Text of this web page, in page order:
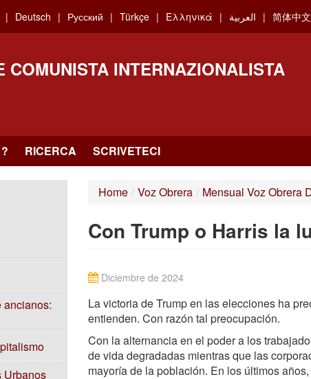
Deutsch Русский Türkçe Ελληνικά العربية 简体中文
COMUNISTA INTERNAZIONALISTA
RICERCA SCRIVETECI
ancianos:
Urbanos
Home / Voz Obrera / Mensual Voz Obrera
Con Trump o Harris la
Diciembre de 2024
La victoria de Trump en las elecciones ha
entienden. Con razón tal preocupación.
Con la alternancia en el poder a los
de vida degradadas mientras que las
mayoría de la población. En los últimos